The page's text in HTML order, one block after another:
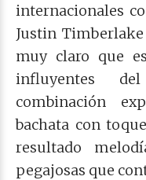
internacionales
Justin
muy claro que
influyentes
combinación
bachata con
resultado
pegajosas que